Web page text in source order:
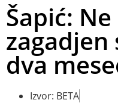
Šapić:
zagadjen
dva
Izvor: BETA